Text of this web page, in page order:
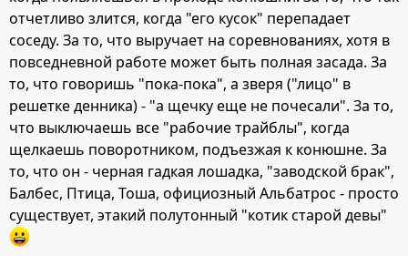
отчетливо злится, когда "его кусок" перепадает
соседу. За то, что выручает на соревнованиях, хотя в
повседневной работе может быть полная засада. За
то, что говоришь "пока-пока", а зверя ("лицо" в
решетке денника) - "а щечку еще не почесали". За то,
что выключаешь все "рабочие трайблы", когда
щелкаешь поворотником, подъезжая к конюшне. За
то, что он - черная гадкая лошадка, "заводской брак",
Балбес, Птица, Тоша, официозный Альбатрос - просто
существует, этакий полутонный "котик старой девы"